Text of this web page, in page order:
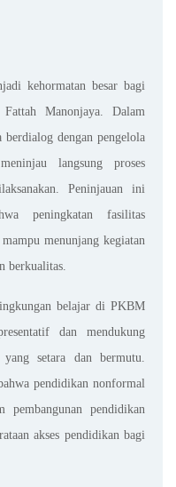
kehormatan besar bagi
Manonjaya. Dalam
dengan pengelola
langsung proses
Peninjauan ini
peningkatan fasilitas
menunjang kegiatan
berkualitas.
belajar di PKBM
dan mendukung
setara dan bermutu.
pendidikan nonformal
pembangunan pendidikan
akses pendidikan bagi